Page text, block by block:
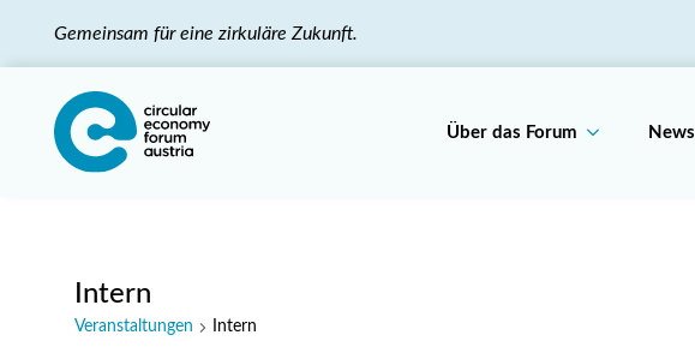
Gemeinsam für eine zirkuläre Zukunft.
Über das Forum News
Intern
Veranstaltungen Intern